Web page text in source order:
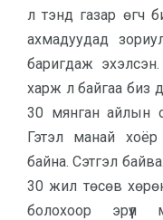
л тэнд газар өгч
ахмадуудад
баригдаж
харж л байгаа биз
30 мянган айлын
Гэтэл манай
байна. Сэтгэл
30 жил төсөв
болохоор эрүүл